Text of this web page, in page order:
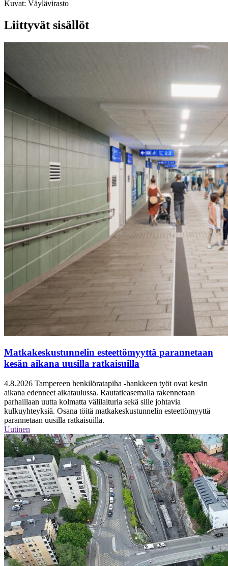
Kuvat: Väylävirasto
Liittyvät sisällöt
Matkakeskustunnelin esteettömyyttä parannetaan
kesän aikana uusilla ratkaisuilla
4.8.2026 Tampereen henkilöratapiha -hankkeen työt ovat kesän
aikana edenneet aikataulussa. Rautatieasemalla rakennetaan
parhaillaan uutta kolmatta välilaituria sekä sille johtavia
kulkuyhteyksiä. Osana töitä matkakeskustunnelin esteettömyyttä
parannetaan uusilla ratkaisuilla.
Uutinen